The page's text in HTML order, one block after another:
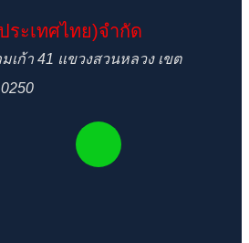
ะเทศไทย)จำกัด
เก้า 41 แขวงสวนหลวง เขต